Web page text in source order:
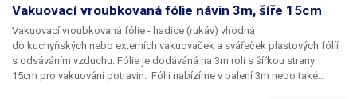
Vakuovací vroubkovaná fólie návin 3m, šíře 15cm
Vakuovací vroubkovaná fólie - hadice (rukáv) vhodná
do kuchyňských nebo externích vakuovaček a svářeček plastových fólíí
s odsáváním vzduchu. Fólie je dodáváná na 3m roli s šířkou strany
Fólii nabízíme v balení 3m nebo také